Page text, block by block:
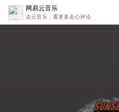
网易云音乐
去云音乐，看更多走心评论